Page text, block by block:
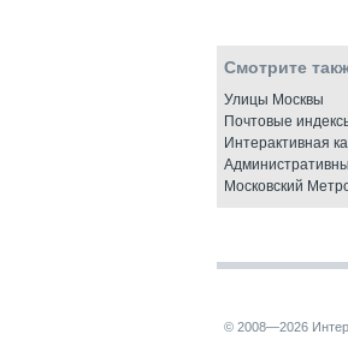
Смотрите
Улицы Москвы
Почтовые
Интерактивная
Московский
© 2008—2026